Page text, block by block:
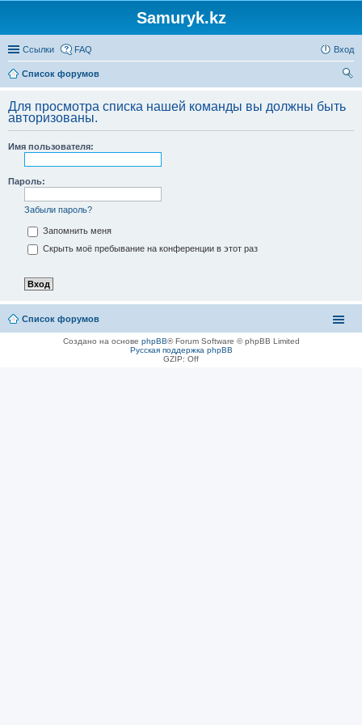
Samuryk.kz
Ссылки FAQ Вход
Список форумов
ск
Для просмотра списка нашей команды вы должны быть
авторизованы.
Имя пользователя:
Пароль:
Забыли пароль?
Запомнить меня
Скрыть моё пребывание на конференции в этот раз
Список форумов
Создано на основе phpBB® Forum Software © phpBB Limited
Русская поддержка phpBB
GZIP: Off